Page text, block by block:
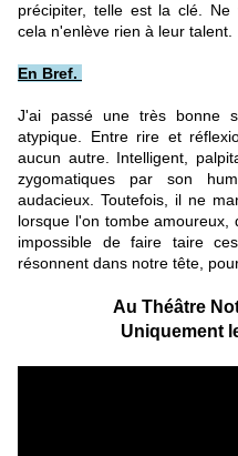
précipiter, telle est la clé. Ne
cela n'enlève rien à leur talent.
En Bref.
J'ai passé une très bonne
atypique. Entre rire et
aucun autre. Intelligent,
zygomatiques par son
audacieux. Toutefois, il ne
lorsque l'on tombe
impossible de faire taire
résonnent dans notre tête,
Au Théâtre
Uniquement